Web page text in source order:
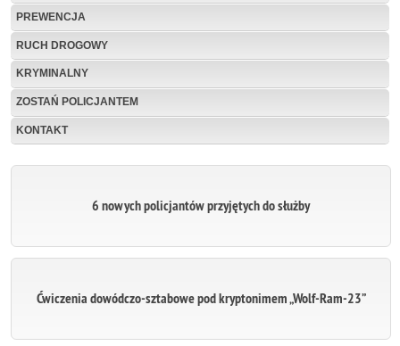
PREWENCJA
RUCH DROGOWY
KRYMINALNY
ZOSTAŃ POLICJANTEM
KONTAKT
6 nowych policjantów przyjętych do służby
Ćwiczenia dowódczo-sztabowe pod kryptonimem „Wolf-Ram-23”